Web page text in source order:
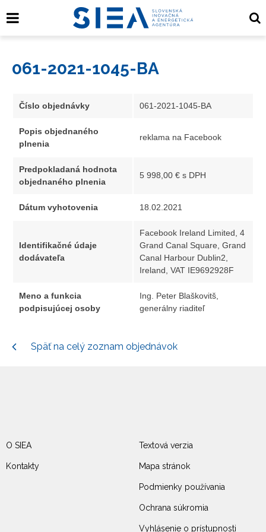
061-2021-1045-BA
Číslo objednávky 061-2021-1045-BA
Popis objednaného
plnenia
reklama na Facebook
Predpokladaná hodnota
objednaného plnenia
5 998,00 € s DPH
Dátum vyhotovenia 18.02.2021
Identifikačné údaje
dodávateľa
Facebook Ireland Limited, 4
Grand Canal Square, Grand
Canal Harbour Dublin2,
Ireland, VAT IE9692928F
Meno a funkcia
podpisujúcej osoby
Ing. Peter Blaškovitš,
generálny riaditeľ
Späť na celý zoznam objednávok
O SIEA
Kontakty
Textová verzia
Mapa stránok
Podmienky používania
Ochrana súkromia
Vyhlásenie o prístupnosti